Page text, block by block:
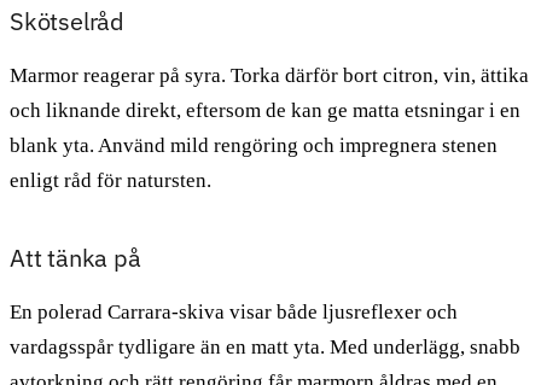
Skötselråd
Marmor reagerar på syra. Torka därför bort citron, vin, ättika
och liknande direkt, eftersom de kan ge matta etsningar i en
blank yta. Använd mild rengöring och impregnera stenen
enligt råd för natursten.
Att tänka på
En polerad Carrara-skiva visar både ljusreflexer och
vardagsspår tydligare än en matt yta. Med underlägg, snabb